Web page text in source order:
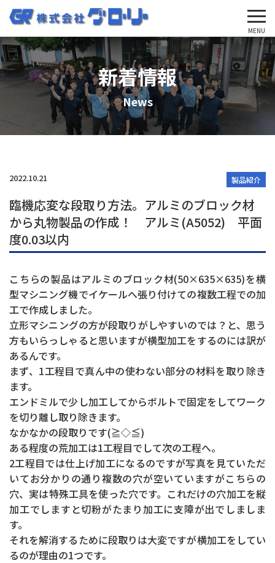
'Skip'
MENU
新着情報
News
2022.10.21 製品紹介
臨機応変な段取り方法。アルミのブロック材
から丸物製品の作成！ アルミ(A5052) 平面
度0.03以内
こちらの製品はアルミのブロック材(50×635×635)を横
型マシニング機でイケールへ張り付けての複数工程での加
工で作成しました。
立形マシニングの方が段取りがしやすいのでは？と、思う
方もいらっしゃると思いますが横型加工をするのには訳が
あるんです。
まず、1工程目で真ん中の使わない部分の材料を取り除き
ます。
エンドミルで少し加工してからボルトで固定をしてワーク
を切り離し取り除きます。
なかなかの段取りです(≧◇≦)
ある程度の荒加工は1工程目でして次の工程へ。
2工程目では仕上げ加工になるのですが写真を見ていただ
いてお分かりの通り複数の穴が空いていますがこちらの
穴、実は特殊工具を使った穴です。これだけの穴加工を縦
加工でしますと切粉がたまり加工に支障が出でしましま
す。
それを解消するために段取りは大変ですが横加工をしてい
るのが理由の1つです。